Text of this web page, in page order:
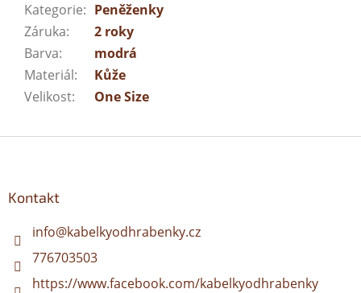
Kategorie: Peněženky
Záruka:
2 roky
Barva:
modrá
Materiál:
Kůže
Velikost: One Size
Kontakt
info@kabelkyodhrabenky.cz
776703503
https://www.facebook.com/kabelkyodhrabenky